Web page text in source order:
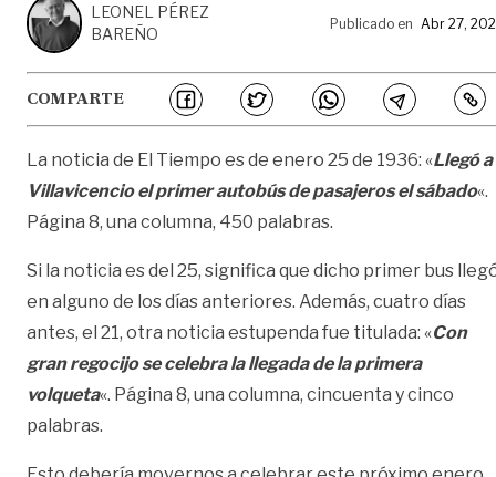
LEONEL PÉREZ
BAREÑO
Publicado en Abr 27,
COMPARTE
La noticia de El Tiempo es de enero 25 de 1936: «Llegó a
Villavicencio el primer autobús de pasajeros el sábado«.
Página 8, una columna, 450 palabras.
Si la noticia es del 25, significa que dicho primer bus
en alguno de los días anteriores. Además, cuatro días
antes, el 21, otra noticia estupenda fue titulada: «Con
gran regocijo se celebra la llegada de la primera
volqueta«. Página 8, una columna, cincuenta y cinco
palabras.